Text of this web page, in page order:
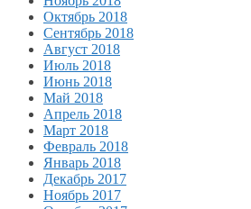
Октябрь 2018
Сентябрь 2018
Август 2018
Июль 2018
Июнь 2018
Май 2018
Апрель 2018
Март 2018
Февраль 2018
Январь 2018
Декабрь 2017
Ноябрь 2017